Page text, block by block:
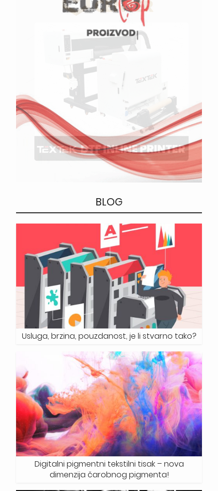
BLOG
Usluga, brzina, pouzdanost, je li stvarno tako?
Digitalni pigmentni tekstilni tisak – nova
dimenzija čarobnog pigmenta!